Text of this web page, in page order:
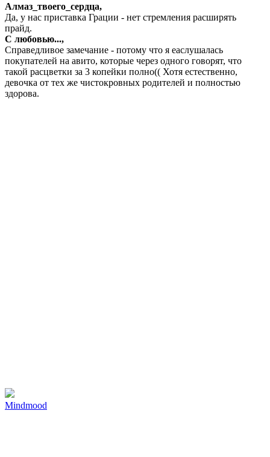
Алмаз_твоего_сердца,
Да, у нас приставка Грации - нет стремления расширять
прайд.
С любовью...,
Справедливое замечание - потому что я еаслушалась
покупателей на авито, которые через одного говорят, что
такой расцветки за 3 копейки полно(( Хотя естественно,
девочка от тех же чистокровных родителей и полностью
здорова.
Mindmood